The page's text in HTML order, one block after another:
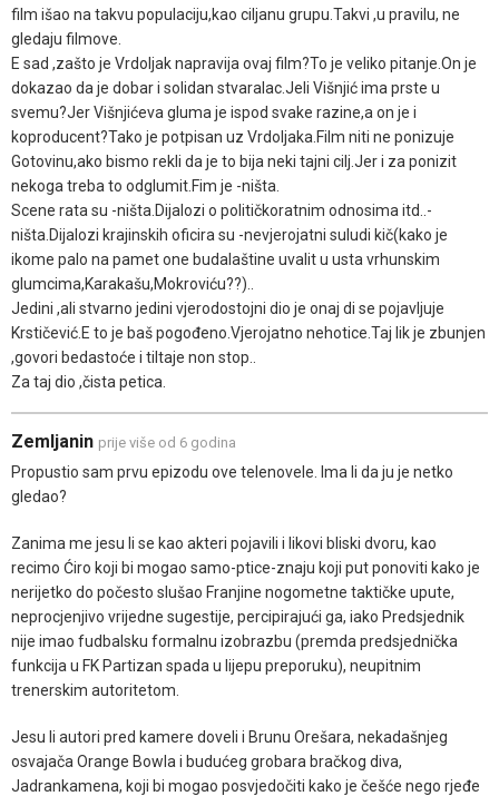
film išao na takvu populaciju,kao ciljanu grupu.Takvi ,u pravilu, ne
gledaju filmove.
E sad ,zašto je Vrdoljak napravija ovaj film?To je veliko pitanje.On je
dokazao da je dobar i solidan stvaralac.Jeli Višnjić ima prste u
svemu?Jer Višnjićeva gluma je ispod svake razine,a on je i
koproducent?Tako je potpisan uz Vrdoljaka.Film niti ne ponizuje
Gotovinu,ako bismo rekli da je to bija neki tajni cilj.Jer i za ponizit
nekoga treba to odglumit.Fim je -ništa.
Scene rata su -ništa.Dijalozi o političkoratnim odnosima itd..-
ništa.Dijalozi krajinskih oficira su -nevjerojatni suludi kič(kako je
ikome palo na pamet one budalaštine uvalit u usta vrhunskim
glumcima,Karakašu,Mokroviću??)..
Jedini ,ali stvarno jedini vjerodostojni dio je onaj di se pojavljuje
Krstičević.E to je baš pogođeno.Vjerojatno nehotice.Taj lik je zbunjen
,govori bedastoće i tiltaje non stop..
Za taj dio ,čista petica.
Zemljanin prije više od 6 godina
Propustio sam prvu epizodu ove telenovele. Ima li da ju je netko
gledao?
Zanima me jesu li se kao akteri pojavili i likovi bliski dvoru, kao
recimo Ćiro koji bi mogao samo-ptice-znaju koji put ponoviti kako je
nerijetko do počesto slušao Franjine nogometne taktičke upute,
neprocjenjivo vrijedne sugestije, percipirajući ga, iako Predsjednik
nije imao fudbalsku formalnu izobrazbu (premda predsjednička
funkcija u FK Partizan spada u lijepu preporuku), neupitnim
trenerskim autoritetom.
Jesu li autori pred kamere doveli i Brunu Orešara, nekadašnjeg
osvajača Orange Bowla i budućeg grobara bračkog diva,
Jadrankamena, koji bi mogao posvjedočiti kako je češće nego rjeđe